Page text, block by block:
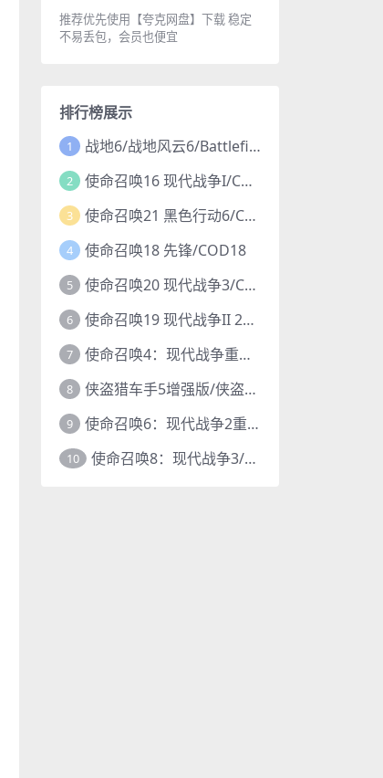
推荐优先使用【夸克网盘】下载 稳定
不易丢包，会员也便宜
排行榜展示
1 战地6/战地风云6/Battlefield 6
2 使命召唤16 现代战争I/COD16
3 使命召唤21 黑色行动6/COD21
4 使命召唤18 先锋/COD18
5 使命召唤20 现代战争3/COD20
6 使命召唤19 现代战争II 2022/COD19
7 使命召唤4：现代战争重制版/COD4
8 侠盗猎车手5增强版/侠盗飞车5增强版/GTA5增强版
9 使命召唤6：现代战争2重制版/COD6重置版
10 使命召唤8：现代战争3/COD8